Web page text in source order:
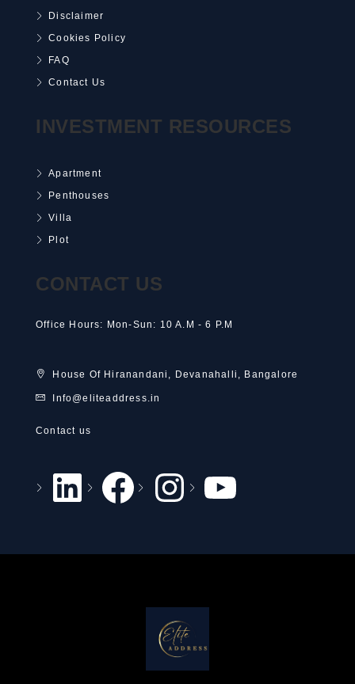
Disclaimer
Cookies Policy
FAQ
Contact Us
INVESTMENT RESOURCES
Apartment
Penthouses
Villa
Plot
CONTACT US
Office Hours: Mon-Sun: 10 A.M - 6 P.M
House Of Hiranandani, Devanahalli, Bangalore
Info@eliteaddress.in
Contact us